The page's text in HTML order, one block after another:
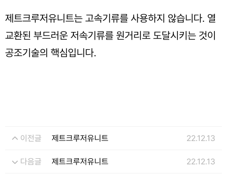
제트크루저유니트는 고속기류를 사용하지 않습니다. 열
교환된 부드러운 저속기류를 원거리로 도달시키는 것이
공조기술의 핵심입니다.
이전글 제트크루저유니트 22.12.13
다음글 제트크루저유니트 22.12.13